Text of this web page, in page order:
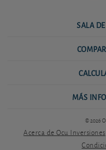
SALA
MÁS
© 2026
Acerca de Ocu Inversiones